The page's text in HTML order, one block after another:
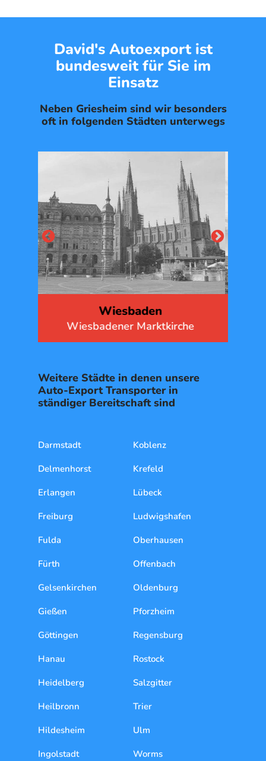
David's Autoexport ist
bundesweit für Sie im
Einsatz
Neben Griesheim sind wir besonders
oft in folgenden Städten unterwegs
Kassel
Roland-Brunnen am Marktplatz
Weitere Städte in denen unsere
Auto-Export Transporter in
ständiger Bereitschaft sind
Darmstadt
Delmenhorst
Erlangen
Freiburg
Fulda
Fürth
Gelsenkirchen
Gießen
Göttingen
Hanau
Heidelberg
Heilbronn
Hildesheim
Ingolstadt
Koblenz
Krefeld
Lübeck
Ludwigshafen
Oberhausen
Offenbach
Oldenburg
Pforzheim
Regensburg
Rostock
Salzgitter
Trier
Ulm
Worms